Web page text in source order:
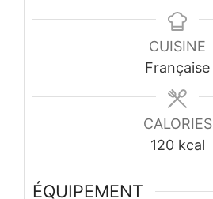
CUISINE
Française
CALORIES
120 kcal
ÉQUIPEMENT